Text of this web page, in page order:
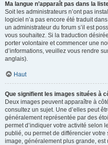
Ma langue n’apparaît pas dans la
Soit les administrateurs n’ont pas
logiciel n’a pas encore été traduit
un administrateur du forum s’il est
vous souhaitez. Si la traduction
porter volontaire et commencer une
d’informations, veuillez vous rendre
anglais).
Haut
Que signifient les images situées à
Deux images peuvent apparaître à
consultez un sujet. Une d’elles peut
généralement représentée par des
permet d’indiquer votre activité selon
publié, ou permet de différencier votre
image, généralement plus grande, est